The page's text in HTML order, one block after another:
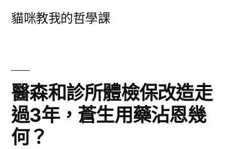
貓咪教我的哲學課
醫森和診所體檢保改造走
過3年，蒼生用藥沾恩幾
何？